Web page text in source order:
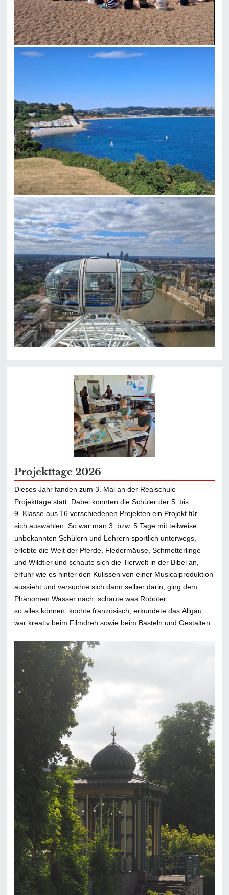
Projekttage 2026
Dieses Jahr fanden zum 3. Mal an der Realschule
Projekttage statt. Dabei konntendie Schüler der 5. bis
9. Klasse aus 16 verschiedenen Projekten ein Projekt für
sichauswählen. So war man 3. bzw. 5 Tage mit teilweise
unbekannten Schülern und Lehrern sportlich unterwegs,
erlebte die Welt der Pferde, Fledermäuse,Schmetterlinge
und Wildtier und schaute sich die Tierwelt in der Bibel an,
erfuhr wiees hinter den Kulissen von einer Musicalproduktion
aussieht und versuchte sich dannselber darin, ging dem
Phänomen Wasser nach, schaute was Roboter
so alles können, kochte französisch, erkundete das Allgäu,
war kreativ beim Filmdreh sowie beim Basteln und Gestalten.